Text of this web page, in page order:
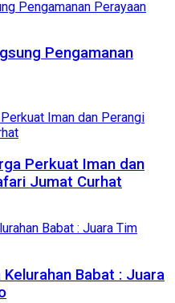
Pengamanan
Perkuat Iman dan
Jumat Curhat
Babat : Juara